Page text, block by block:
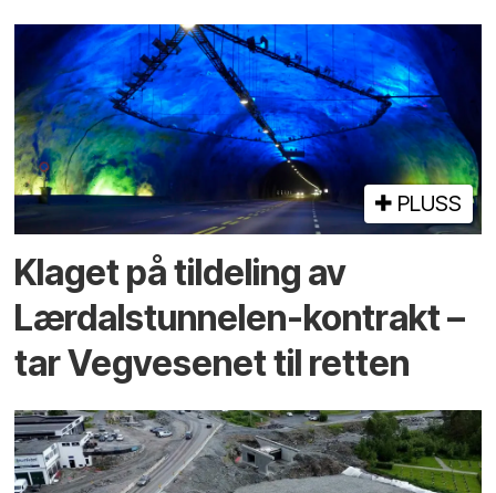
PLUSS
Klaget på tildeling av
Lærdalstunnelen-kontrakt –
tar Vegvesenet til retten